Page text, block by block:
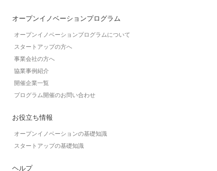
オープンイノベーションプログラム
オープンイノベーションプログラムについて
スタートアップの方へ
事業会社の方へ
協業事例紹介
開催企業一覧
プログラム開催のお問い合わせ
お役立ち情報
オープンイノベーションの基礎知識
スタートアップの基礎知識
ヘルプ